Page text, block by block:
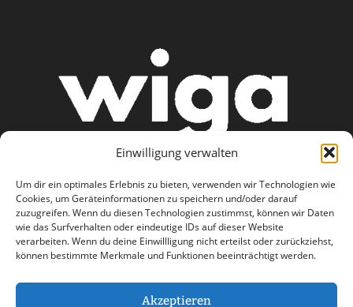
Einwilligung verwalten
Um dir ein optimales Erlebnis zu bieten, verwenden wir Technologien wie
Cookies, um Geräteinformationen zu speichern und/oder darauf
zuzugreifen. Wenn du diesen Technologien zustimmst, können wir Daten
wie das Surfverhalten oder eindeutige IDs auf dieser Website
verarbeiten. Wenn du deine Einwillligung nicht erteilst oder zurückziehst,
können bestimmte Merkmale und Funktionen beeinträchtigt werden.
Akzeptieren
AGB
Datenschutzerklärung
Haftungsausschluss
Impressum
Kontakt